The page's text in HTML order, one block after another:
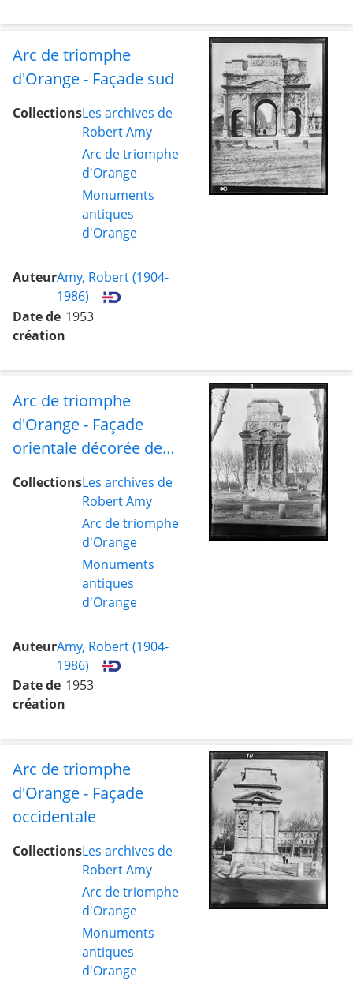
Arc de triomphe
d'Orange - Façade sud
CollectionsLes archives de
Robert Amy
Arc de triomphe
d'Orange
Monuments
antiques
d'Orange
AuteurAmy, Robert (1904-
1986)
Date de
création
1953
Arc de triomphe
d'Orange - Façade
orientale décorée de
trophées militaires pris
à l'ennemi
CollectionsLes archives de
Robert Amy
Arc de triomphe
d'Orange
Monuments
antiques
d'Orange
AuteurAmy, Robert (1904-
1986)
Date de
création
1953
Arc de triomphe
d'Orange - Façade
occidentale
CollectionsLes archives de
Robert Amy
Arc de triomphe
d'Orange
Monuments
antiques
d'Orange